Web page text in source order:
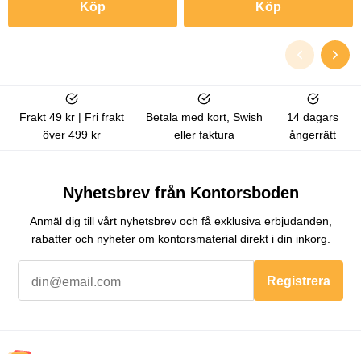
Köp Köp
Frakt 49 kr | Fri frakt
över 499 kr
Betala med kort, Swish
eller faktura
14 dagars
ångerrätt
Nyhetsbrev från Kontorsboden
Anmäl dig till vårt nyhetsbrev och få exklusiva erbjudanden,
rabatter och nyheter om kontorsmaterial direkt i din inkorg.
Registrera